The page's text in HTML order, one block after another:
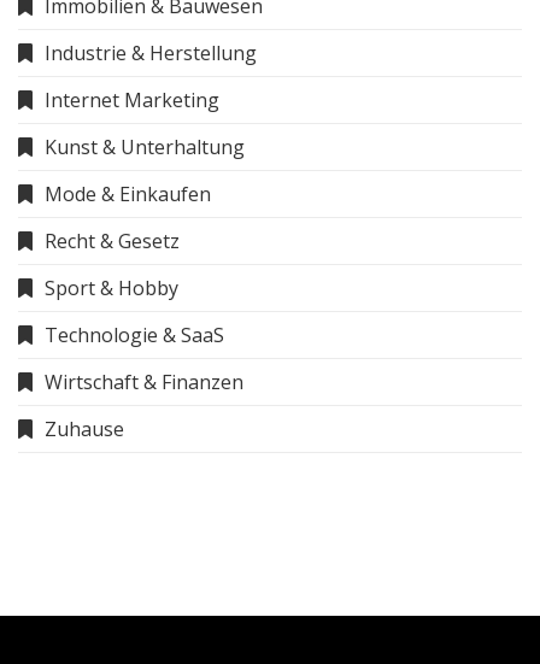
Immobilien & Bauwesen
Industrie & Herstellung
Internet Marketing
Kunst & Unterhaltung
Mode & Einkaufen
Recht & Gesetz
Sport & Hobby
Technologie & SaaS
Wirtschaft & Finanzen
Zuhause